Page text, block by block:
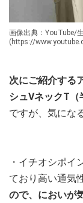
画像出典：YouTube/
(https://
次にご紹介する
シュVネックT（
ですが、気にな
・イチオシポイ
ており高い通気
ので、においが